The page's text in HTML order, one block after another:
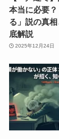
本当に必要
る」説の真
底解説
2025年12月24日